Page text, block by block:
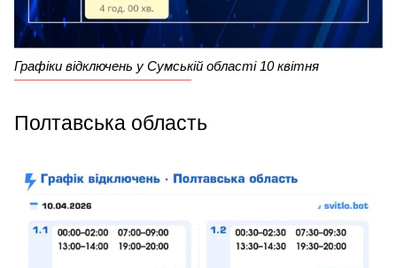
Графіки відключень у Сумській області 10 квітня
Полтавська область